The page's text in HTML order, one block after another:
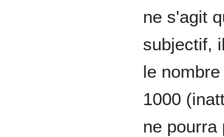
ne s'agit
subjectif,
le
1000
ne pourra